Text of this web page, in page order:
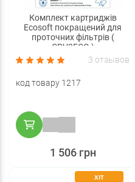
Комплект картриджів
Ecosoft покращений для
проточних фільтрів (
CRV3ECO )
3 отзывов
код товару 1217
1 506 грн
ХІТ